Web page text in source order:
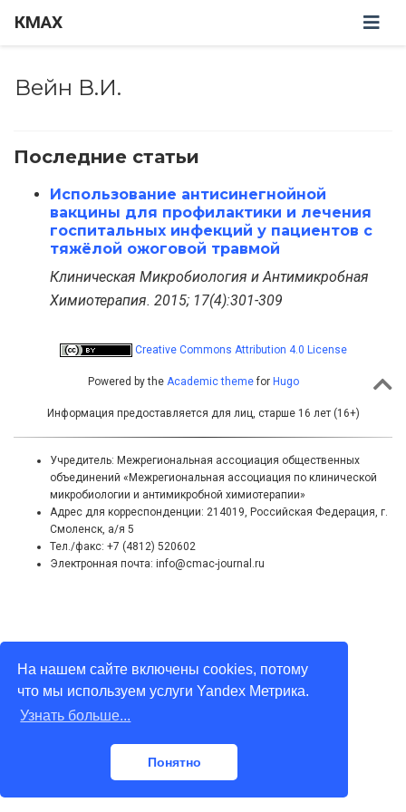
На нашем сайте включены cookies, потому
что мы используем услуги Yandex Метрика.
Узнать больше...
Понятно
КМАХ
Вейн В.И.
Последние статьи
Использование антисинегнойной
вакцины для профилактики и лечения
госпитальных инфекций у пациентов с
тяжёлой ожоговой травмой
Клиническая Микробиология и Антимикробная
Химиотерапия. 2015; 17(4):301-309
Creative Commons Attribution 4.0 License
Powered by the Academic themefor Hugo
Информация предоставляется для лиц, старше 16 лет (16+)
Учредитель: Межрегиональная ассоциация общественных
объединений «Межрегиональная ассоциация по клинической
микробиологии и антимикробной химиотерапии»
Адрес для корреспонденции: 214019, Российская Федерация, г.
Смоленск, а/я 5
Тел./факс: +7 (4812) 520602
Электронная почта: info@cmac-journal.ru